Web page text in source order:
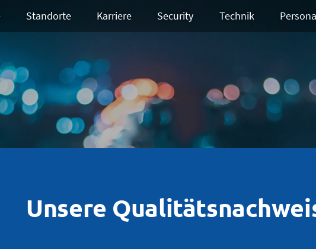
Standorte Karriere Security Technik
Unsere